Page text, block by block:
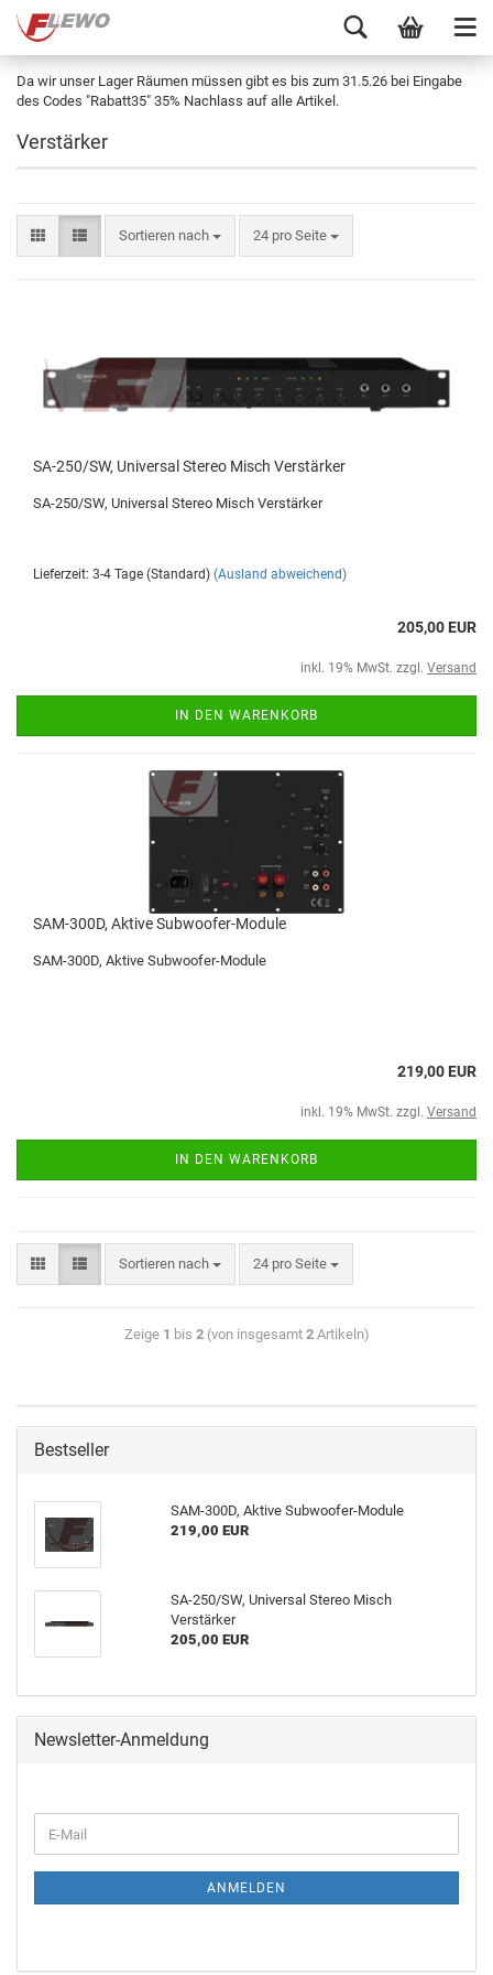
Da wir unser Lager Räumen müssen gibt es bis zum 31.5.26 bei Eingabe
des Codes "Rabatt35" 35% Nachlass auf alle Artikel.
Verstärker
Sortieren nach 24 pro Seite
SA-250/SW, Universal Stereo Misch Verstärker
SA-250/SW, Universal Stereo Misch Verstärker
Lieferzeit: 3-4 Tage (Standard) (Ausland abweichend)
205,00 EUR
inkl. 19% MwSt. zzgl. Versand
IN DEN WARENKORB
SAM-300D, Aktive Subwoofer-Module
SAM-300D, Aktive Subwoofer-Module
219,00 EUR
inkl. 19% MwSt. zzgl. Versand
IN DEN WARENKORB
Sortieren nach 24 pro Seite
Zeige 1 bis 2(von insgesamt 2Artikeln)
Bestseller
SAM-300D, Aktive Subwoofer-Module
219,00 EUR
SA-250/SW, Universal Stereo Misch
Verstärker
205,00 EUR
Newsletter-Anmeldung
ANMELDEN